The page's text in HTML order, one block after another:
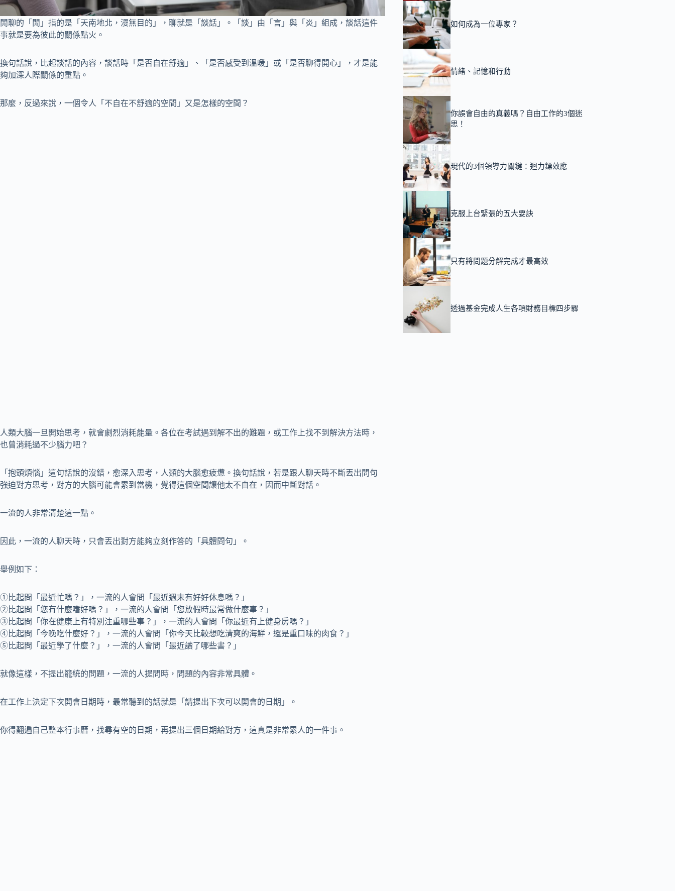
閒聊的「閒」指的是「天南地北，漫無目的」，聊就是「談話」。「談」由「言」與「炎」組成，談話這件
事就是要為彼此的關係點火。
換句話說，比起談話的內容，談話時「是否自在舒適」、「是否感受到溫暖」或「是否聊得開心」，才是能
夠加深人際關係的重點。
那麼，反過來說，一個令人「不自在不舒適的空間」又是怎樣的空間？
人類大腦一旦開始思考，就會劇烈消耗能量。各位在考試遇到解不出的難題，或工作上找不到解決方法時，
也曾消耗過不少腦力吧？
「抱頭煩惱」這句話說的沒錯，愈深入思考，人類的大腦愈疲憊。換句話說，若是跟人聊天時不斷丟出問句
強迫對方思考，對方的大腦可能會累到當機，覺得這個空間讓他太不自在，因而中斷對話。
一流的人非常清楚這一點。
因此，一流的人聊天時，只會丟出對方能夠立刻作答的「具體問句」。
舉例如下：
①比起問「最近忙嗎？」，一流的人會問「最近週末有好好休息嗎？」
②比起問「您有什麼嗜好嗎？」，一流的人會問「您放假時最常做什麼事？」
③比起問「你在健康上有特別注重哪些事？」，一流的人會問「你最近有上健身房嗎？」
④比起問「今晚吃什麼好？」，一流的人會問「你今天比較想吃清爽的海鮮，還是重口味的肉食？」
⑤比起問「最近學了什麼？」，一流的人會問「最近讀了哪些書？」
就像這樣，不提出籠統的問題，一流的人提問時，問題的內容非常具體。
在工作上決定下次開會日期時，最常聽到的話就是「請提出下次可以開會的日期」。
你得翻遍自己整本行事曆，找尋有空的日期，再提出三個日期給對方，這真是非常累人的一件事。
如何成為一位專家？
情緒、記憶和行動
你誤會自由的真義嗎？自由工作的3個迷
思！
現代的3個領導力關鍵：迴力鏢效應
克服上台緊張的五大要訣
只有將問題分解完成才最高效
透過基金完成人生各項財務目標四步驟